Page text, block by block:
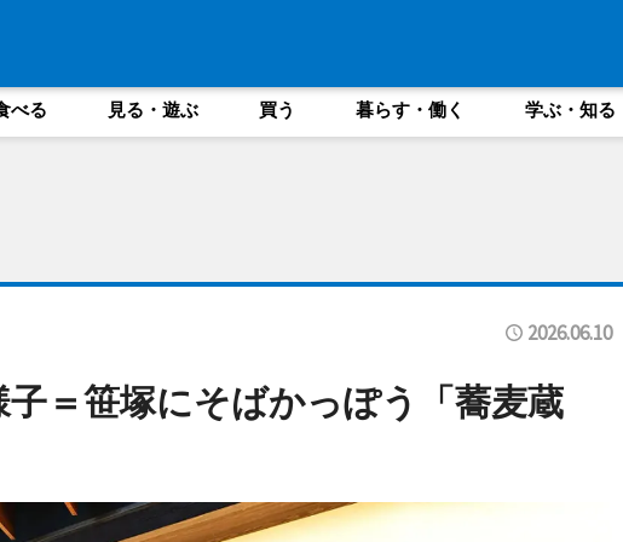
べる 見る・遊ぶ 買う 暮らす・働く 学ぶ・知る
2026.06.10
＝笹塚にそばかっぽう「蕎麦蔵